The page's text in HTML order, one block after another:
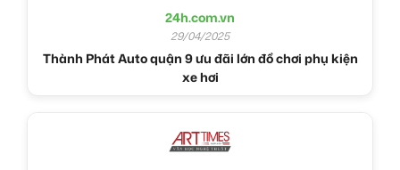
24h.com.vn
29/04/2025
Thành Phát Auto quận 9 ưu đãi lớn đồ chơi phụ kiện
xe hơi